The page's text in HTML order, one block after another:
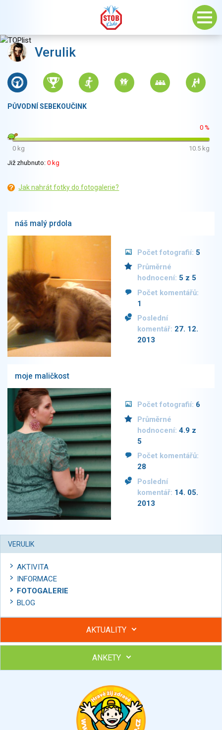
Verulik
PŮVODNÍ SEBEKOUČINK
0 %
0 kg
10.5 kg
Již zhubnuto: 0 kg
Jak nahrát fotky do fotogalerie?
náš malý prdola
Počet fotografií: 5
Průměrné
hodnocení: 5 z 5
Počet komentářů:
1
Poslední
komentář: 27. 12.
2013
moje maličkost
Počet fotografií: 6
Průměrné
hodnocení: 4.9 z
5
Počet komentářů:
28
Poslední
komentář: 14. 05.
2013
VERULIK
AKTIVITA
INFORMACE
FOTOGALERIE
BLOG
AKTUALITY
Hubněte s podporou lektorky a skupiny v kurzech STOBu
Chcete poradit s hubnutím? Najděte si odborníka STOBu ve
ANKETY